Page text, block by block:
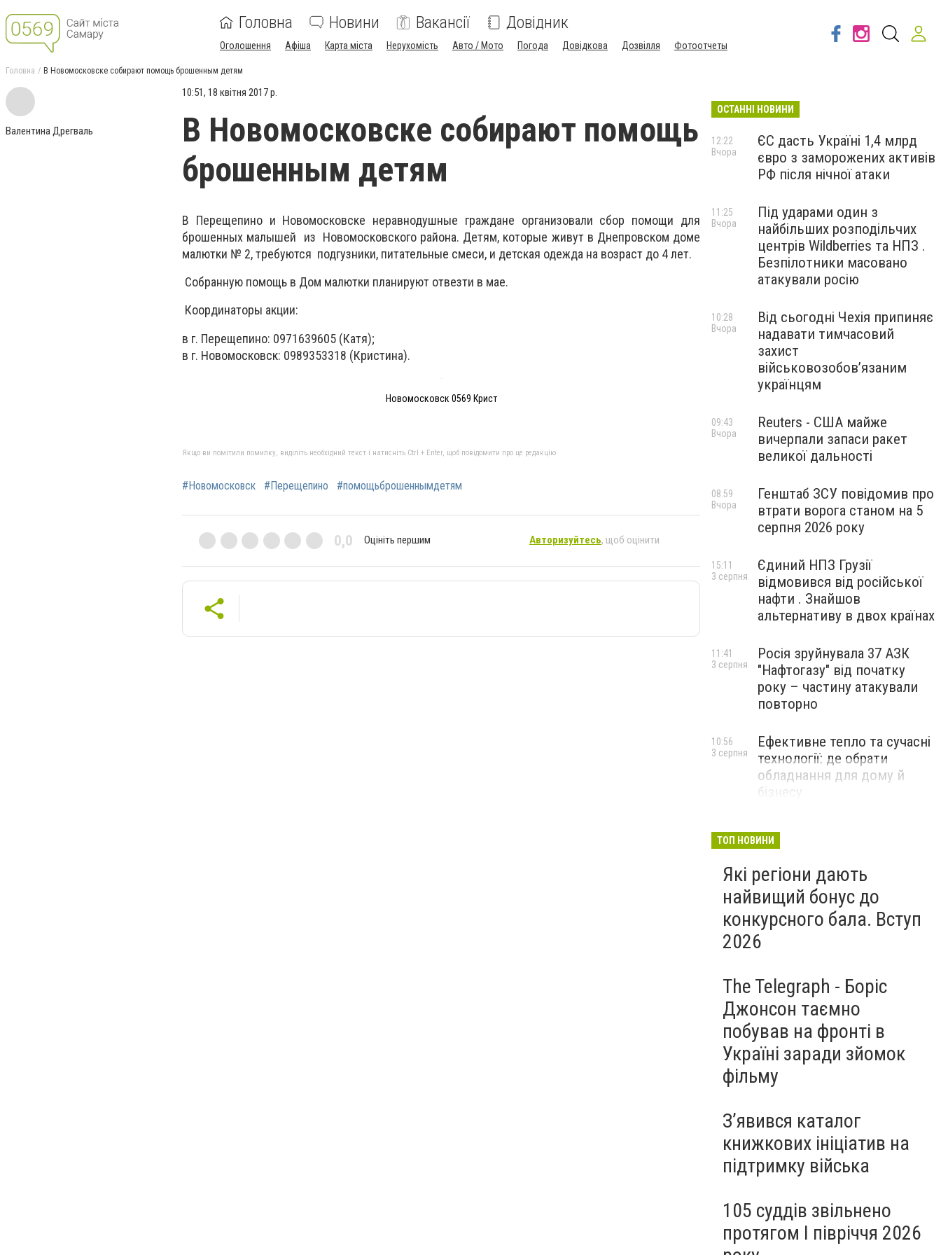
Головна Новини Вакансії Довідник
Оголошення Афіша Карта міста Нерухомість Авто / Мото Погода Довідкова Дозвілля Фотоотчеты
Головна В Новомосковске собирают помощь брошенным детям
Валентина Дрегваль
10:51, 18 квітня 2017 р.
В Новомосковске собирают помощь
брошенным детям
В Перещепино и Новомосковске неравнодушные граждане организовали сбор помощи для
брошенных малышей из Новомосковского района. Детям, которые живут в Днепровском доме
малютки № 2, требуются подгузники, питательные смеси, и детская одежда на возраст до 4 лет.
Собранную помощь в Дом малютки планируют отвезти в мае.
Координаторы акции:
в г. Перещепино: 0971639605 (Катя);
в г. Новомосковск: 0989353318 (Кристина).
Новомосковск 0569 Крист
Якщо ви помітили помилку, виділіть необхідний текст і натисніть Ctrl + Enter, щоб повідомити про це редакцію
#Новомосковск #Перещепино #помощьброшеннымдетям
0,0 Оцініть першим Авторизуйтесь, щоб оцінити
ОСТАННІ НОВИНИ
ЄС дасть Україні 1,4 млрд
євро з заморожених активів
РФ після нічної атаки
12:22
Вчора
Під ударами один з
найбільших розподільчих
центрів Wildberries та НПЗ .
Безпілотники масовано
атакували росію
11:25
Вчора
Від сьогодні Чехія припиняє
надавати тимчасовий
захист
військовозобов’язаним
українцям
10:28
Вчора
Reuters - США майже
вичерпали запаси ракет
великої дальності
09:43
Вчора
Генштаб ЗСУ повідомив про
втрати ворога станом на 5
серпня 2026 року
08:59
Вчора
Єдиний НПЗ Грузії
відмовився від російської
нафти . Знайшов
альтернативу в двох країнах
15:11
3 серпня
Росія зруйнувала 37 АЗК
"Нафтогазу" від початку
року – частину атакували
повторно
11:41
3 серпня
Ефективне тепло та сучасні
технології: де обрати
обладнання для дому й
бізнесу
10:56
3 серпня
ТОП НОВИНИ
Які регіони дають
найвищий бонус до
конкурсного бала. Вступ
2026
The Telegraph - Боріс
Джонсон таємно
побував на фронті в
Україні заради зйомок
фільму
З’явився каталог
книжкових ініціатив на
підтримку війська
105 суддів звільнено
протягом I півріччя 2026